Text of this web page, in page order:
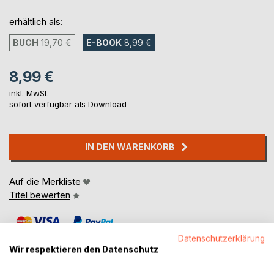
erhältlich als:
BUCH 19,70 € E-BOOK 8,99 €
8,99 €
inkl. MwSt.
sofort verfügbar als Download
IN DEN WARENKORB
Auf die Merkliste
Titel bewerten
Datenschutzerklärung
Wir respektieren den Datenschutz